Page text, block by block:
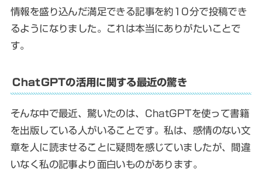
情報を盛り込んだ満足できる記事を約10分で投稿でき
るようになりました。これは本当にありがたいことで
す。
ChatGPTの活用に関する最近の驚き
そんな中で最近、驚いたのは、ChatGPTを使って書籍
を出版している人がいることです。私は、感情のない文
章を人に読ませることに疑問を感じていましたが、間違
いなく私の記事より面白いものがあります。